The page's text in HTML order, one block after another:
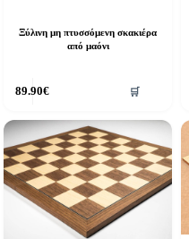
Ξύλινη μη πτυσσόμενη σκακιέρα
από μαόνι
89.90€ 🛒